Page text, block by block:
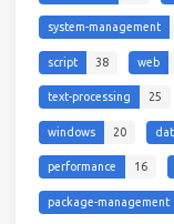
system-management
script 38 web
text-processing 25
windows 20
performance 16
package-management